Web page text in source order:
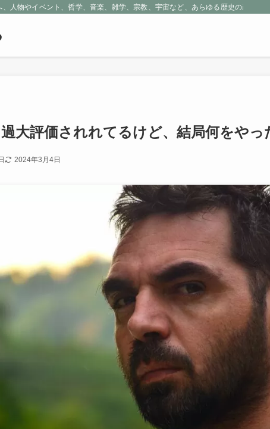
人物やイベント、哲学、音楽、雑学、宗教、宇宙など、あらゆる歴史の産物に
大評価されれてるけど、結局何をやっ
2024年3月4日